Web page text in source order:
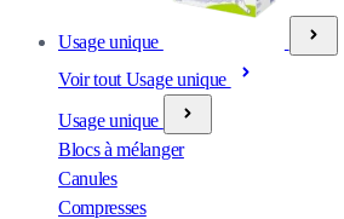
Usage unique
Voir tout Usage unique
Usage unique
Blocs à mélanger
Canules
Compresses